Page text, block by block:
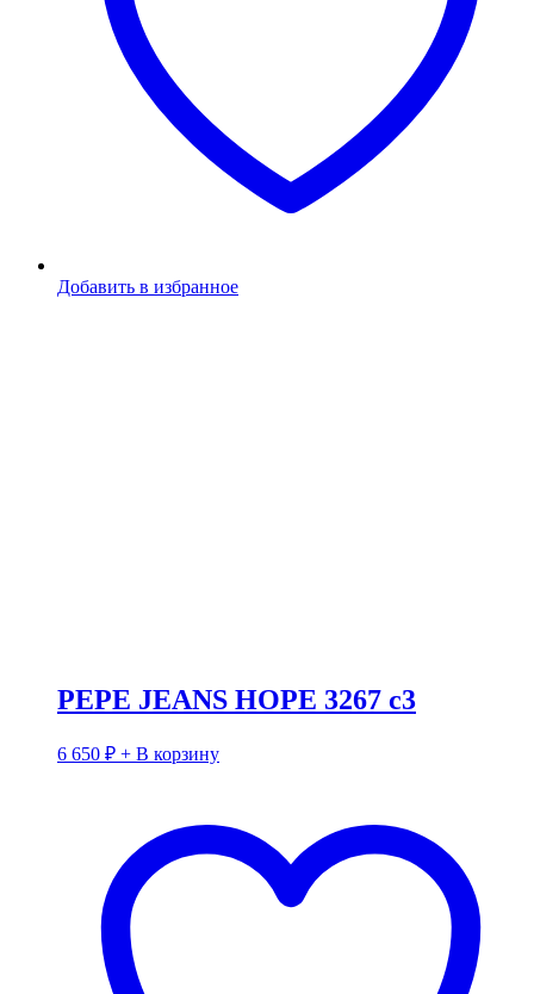
Добавить в избранное
PEPE JEANS HOPE 3267 c3
6 650 ₽ + В корзину